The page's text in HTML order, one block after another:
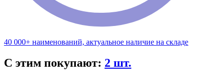
40 000+ наименований, актуальное наличие на складе
С этим покупают: 2 шт.